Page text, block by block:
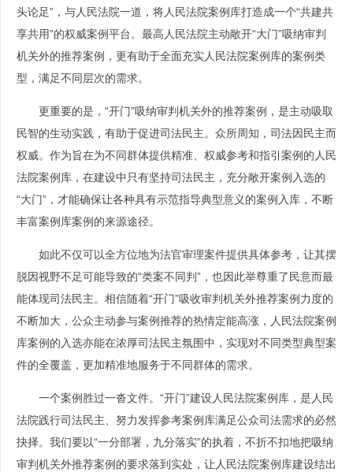
头论足”，与人民法院一道，将人民法院案例库打造成一个“共建共
享共用”的权威案例平台。最高人民法院主动敞开“大门”吸纳审判
机关外的推荐案例，更有助于全面充实人民法院案例库的案例类
型，满足不同层次的需求。
更重要的是，“开门”吸纳审判机关外的推荐案例，是主动吸取
民智的生动实践，有助于促进司法民主。众所周知，司法因民主而
权威。作为旨在为不同群体提供精准、权威参考和指引案例的人民
法院案例库，在建设中只有坚持司法民主，充分敞开案例入选的
“大门”，才能确保让各种具有示范指导典型意义的案例入库，不断
丰富案例库案例的来源途径。
如此不仅可以全方位地为法官审理案件提供具体参考，让其摆
脱因视野不足可能导致的“类案不同判”，也因此举尊重了民意而最
能体现司法民主。相信随着“开门”吸收审判机关外推荐案例力度的
不断加大，公众主动参与案例推荐的热情定能高涨，人民法院案例
库案例的入选亦能在浓厚司法民主氛围中，实现对不同类型典型案
件的全覆盖，更加精准地服务于不同群体的需求。
一个案例胜过一沓文件。“开门”建设人民法院案例库，是人民
法院践行司法民主、努力发挥参考案例库满足公众司法需求的必然
抉择。我们要以“一分部署，九分落实”的执着，不折不扣地把吸纳
审判机关外推荐案例的要求落到实处，让人民法院案例库建设结出